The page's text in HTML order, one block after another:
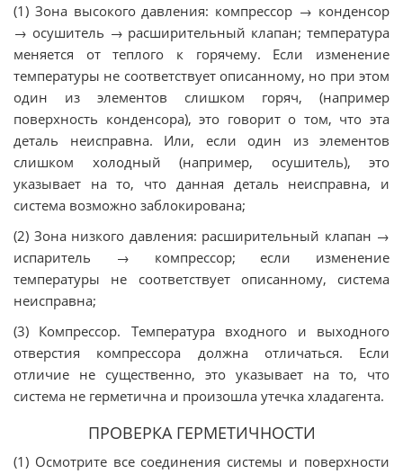
(1) Зона высокого давления: компрессор → конденсор
→ осушитель → расширительный клапан; температура
меняется от теплого к горячему. Если изменение
температуры не соответствует описанному, но при этом
один из элементов слишком горяч, (например
поверхность конденсора), это говорит о том, что эта
деталь неисправна. Или, если один из элементов
слишком холодный (например, осушитель), это
указывает на то, что данная деталь неисправна, и
система возможно заблокирована;
(2) Зона низкого давления: расширительный клапан →
испаритель → компрессор; если изменение
температуры не соответствует описанному, система
неисправна;
(3) Компрессор. Температура входного и выходного
отверстия компрессора должна отличаться. Если
отличие не существенно, это указывает на то, что
система не герметична и произошла утечка хладагента.
ПРОВЕРКА ГЕРМЕТИЧНОСТИ
(1) Осмотрите все соединения системы и поверхности